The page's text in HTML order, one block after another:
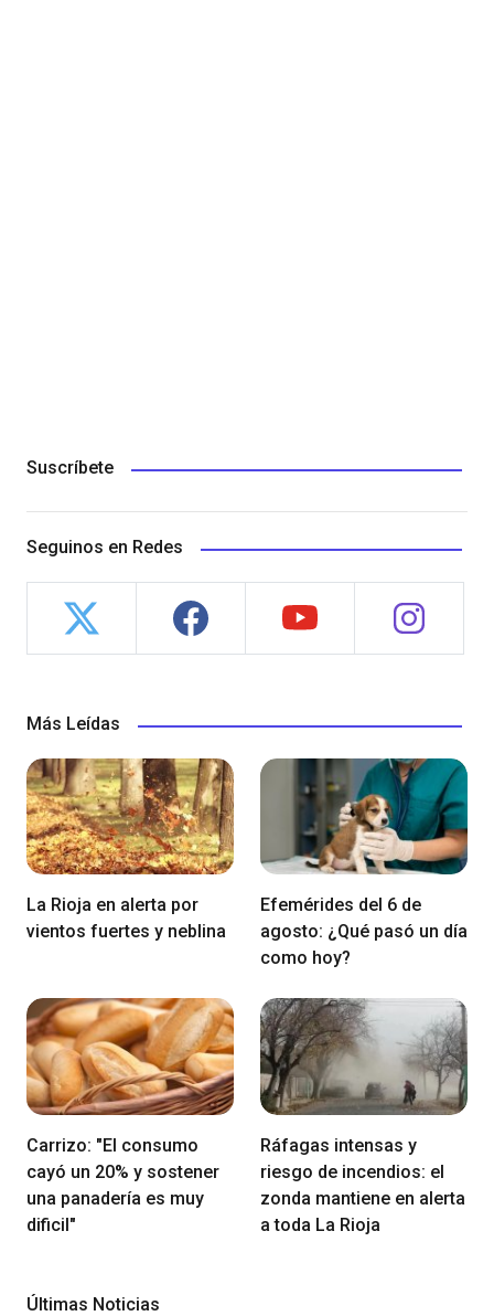
Suscríbete
Seguinos en Redes
Más Leídas
La Rioja en alerta por
vientos fuertes y neblina
Efemérides del 6 de
agosto: ¿Qué pasó un día
como hoy?
Carrizo: "El consumo
cayó un 20% y sostener
una panadería es muy
dificil"
Ráfagas intensas y
riesgo de incendios: el
zonda mantiene en alerta
a toda La Rioja
Últimas Noticias